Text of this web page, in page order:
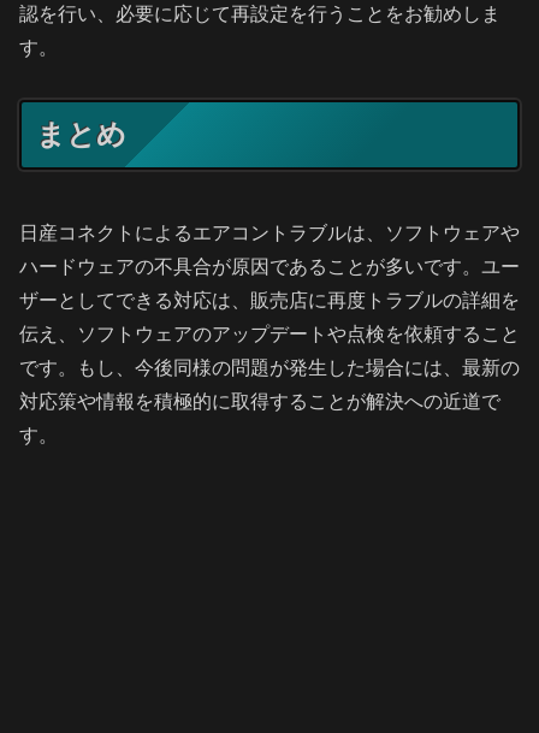
認を行い、必要に応じて再設定を行うことをお勧めしま
す。
まとめ
日産コネクトによるエアコントラブルは、ソフトウェアや
ハードウェアの不具合が原因であることが多いです。ユー
ザーとしてできる対応は、販売店に再度トラブルの詳細を
伝え、ソフトウェアのアップデートや点検を依頼すること
です。もし、今後同様の問題が発生した場合には、最新の
対応策や情報を積極的に取得することが解決への近道で
す。